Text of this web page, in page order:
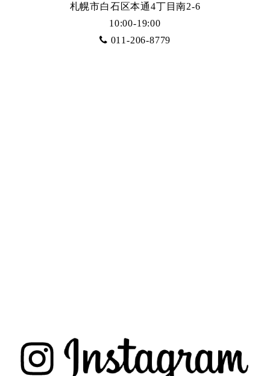
札幌市白石区本通4丁目南2-6
10:00-19:00
011-206-8779